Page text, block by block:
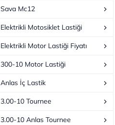
Sava Mc12
Elektrikli Motosiklet Lastiği
Elektrikli Motor Lastiği Fiyatı
300-10 Motor Lastiği
Anlas İç Lastik
3.00-10 Tournee
3.00-10 Anlas Tournee